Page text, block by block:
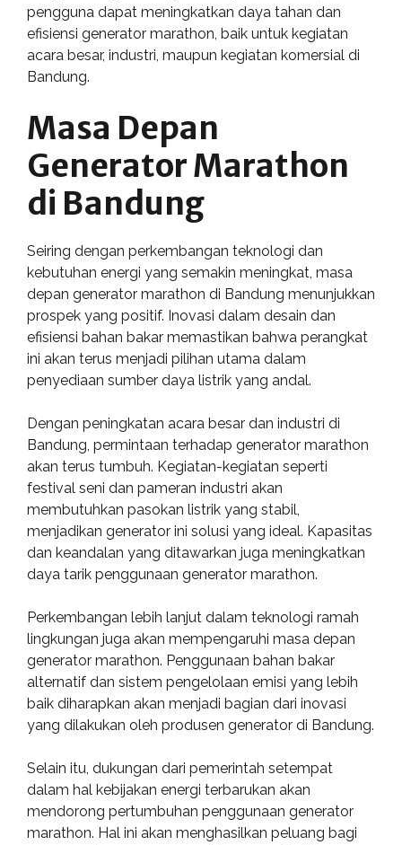
pengguna dapat meningkatkan daya tahan dan
efisiensi generator marathon, baik untuk kegiatan
acara besar, industri, maupun kegiatan komersial di
Bandung.
Masa Depan
Generator Marathon
di Bandung
Seiring dengan perkembangan teknologi dan
kebutuhan energi yang semakin meningkat, masa
depan generator marathon di Bandung menunjukkan
prospek yang positif. Inovasi dalam desain dan
efisiensi bahan bakar memastikan bahwa perangkat
ini akan terus menjadi pilihan utama dalam
penyediaan sumber daya listrik yang andal.
Dengan peningkatan acara besar dan industri di
Bandung, permintaan terhadap generator marathon
akan terus tumbuh. Kegiatan-kegiatan seperti
festival seni dan pameran industri akan
membutuhkan pasokan listrik yang stabil,
menjadikan generator ini solusi yang ideal. Kapasitas
dan keandalan yang ditawarkan juga meningkatkan
daya tarik penggunaan generator marathon.
Perkembangan lebih lanjut dalam teknologi ramah
lingkungan juga akan mempengaruhi masa depan
generator marathon. Penggunaan bahan bakar
alternatif dan sistem pengelolaan emisi yang lebih
baik diharapkan akan menjadi bagian dari inovasi
yang dilakukan oleh produsen generator di Bandung.
Selain itu, dukungan dari pemerintah setempat
dalam hal kebijakan energi terbarukan akan
mendorong pertumbuhan penggunaan generator
marathon. Hal ini akan menghasilkan peluang bagi